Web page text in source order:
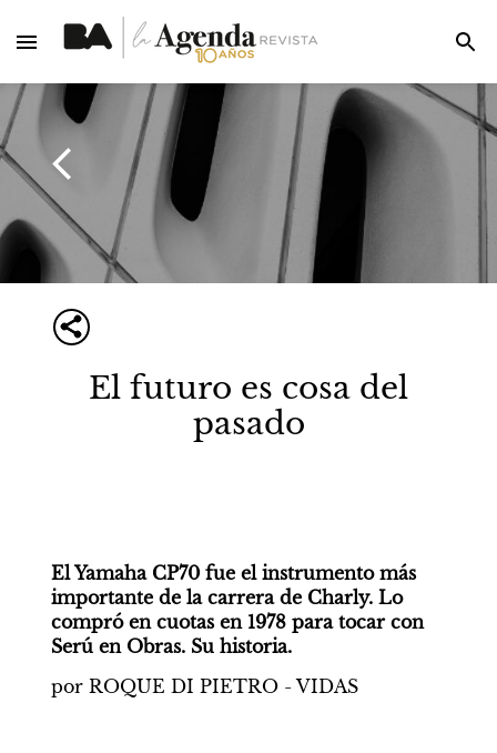
El futuro es cosa del
pasado
El Yamaha CP70 fue el instrumento más
importante de la carrera de Charly. Lo
compró en cuotas en 1978 para tocar con
Serú en Obras. Su historia.
por ROQUE DI PIETRO - VIDAS